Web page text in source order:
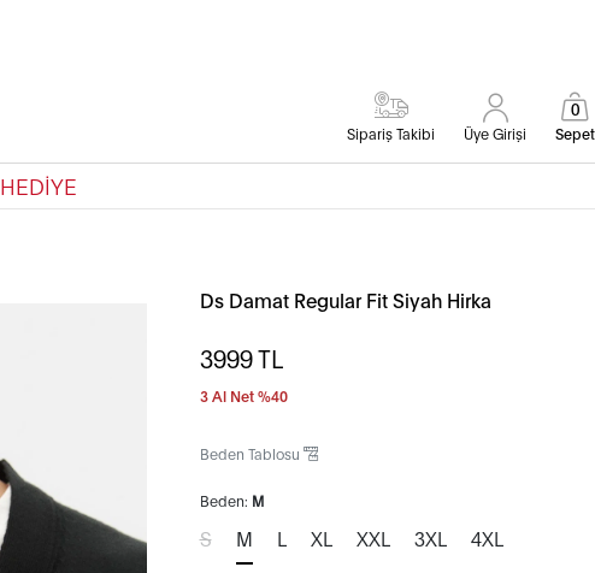
Sipariş Takibi Üye Girişi Sepet
0
HEDİYE
Ds Damat Regular Fit Siyah Hirka
3999TL
3 Al Net %40
Beden: M
Beden Tablosu
S M L XL XXL 3XL 4XL